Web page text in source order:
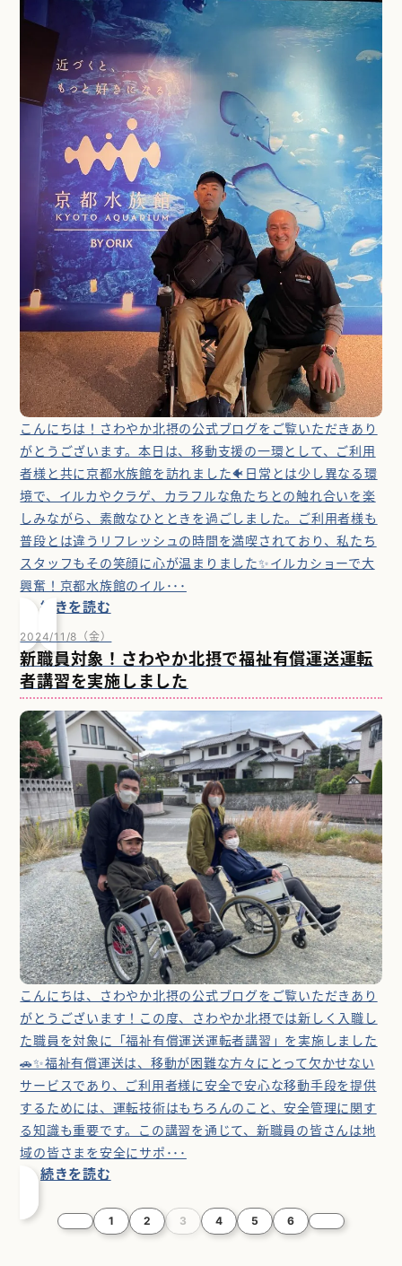
こんにちは！さわやか北摂の公式ブログをご覧いただきあり
がとうございます。本日は、移動支援の一環として、ご利用
者様と共に京都水族館を訪れました🐠日常とは少し異なる環
境で、イルカやクラゲ、カラフルな魚たちとの触れ合いを楽
しみながら、素敵なひとときを過ごしました。ご利用者様も
普段とは違うリフレッシュの時間を満喫されており、私たち
スタッフもその笑顔に心が温まりました✨イルカショーで大
興奮！京都水族館のイル･･･
続きを読む
2024/11/8（金）
新職員対象！さわやか北摂で福祉有償運送運転
者講習を実施しました
こんにちは、さわやか北摂の公式ブログをご覧いただきあり
がとうございます！この度、さわやか北摂では新しく入職し
た職員を対象に「福祉有償運送運転者講習」を実施しました
🚗✨福祉有償運送は、移動が困難な方々にとって欠かせない
サービスであり、ご利用者様に安全で安心な移動手段を提供
するためには、運転技術はもちろんのこと、安全管理に関す
る知識も重要です。この講習を通じて、新職員の皆さんは地
域の皆さまを安全にサポ･･･
続きを読む
1 2 3 4 5 6